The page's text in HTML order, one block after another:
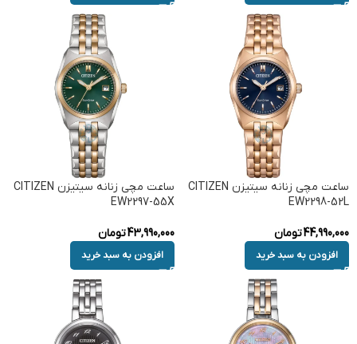
ساعت مچی زنانه سیتیزن CITIZEN
EW2298-52L
44,990,000تومان
افزودن به سبد خرید
ساعت مچی زنانه سیتیزن CITIZEN
EW2297-55X
43,990,000تومان
افزودن به سبد خرید